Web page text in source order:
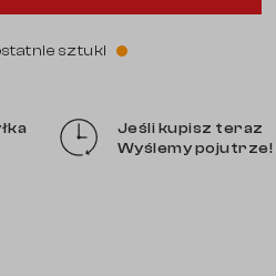
sztuki
Jeśli kupisz teraz
Wyślemy pojutrze!